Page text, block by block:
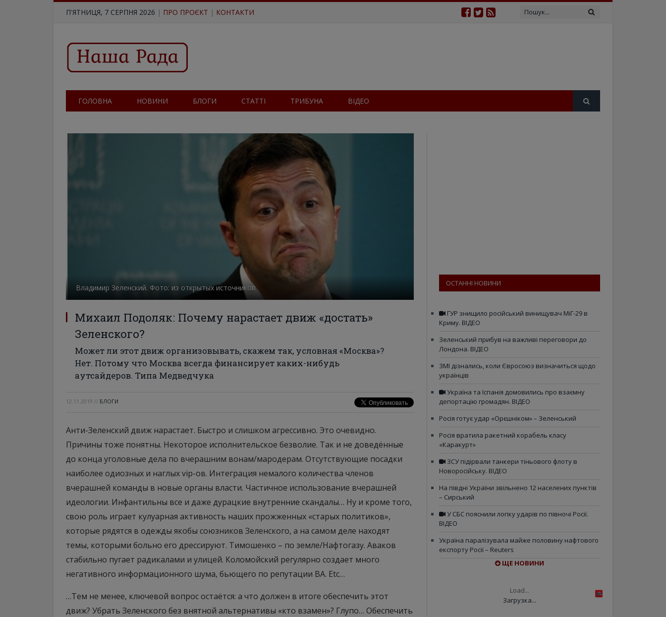
П'ЯТНИЦЯ, 7 СЕРПНЯ 2026 | ПРО ПРОЄКТ | КОНТАКТИ
ГОЛОВНА НОВИНИ БЛОГИ СТАТТІ ТРИБУНА ВІДЕО
Владимир Зеленский. Фото: из открытых источников
Михаил Подоляк: Почему нарастает движ «достать»
Зеленского?
Может ли этот движ организовывать, скажем так, условная «Москва»?
Нет. Потому что Москва всегда финансирует каких-нибудь
аутсайдеров. Типа Медведчука
12.11.2019 // БЛОГИ
Анти-Зеленский движ нарастает. Быстро и слишком агрессивно. Это очевидно.
Причины тоже понятны. Некоторое исполнительское безволие. Так и не доведённые
до конца уголовные дела по вчерашним вонам/мародерам. Отсутствующие посадки
наиболее одиозных и наглых vip-ов. Интеграция немалого количества членов
вчерашней команды в новые органы власти. Частичное использование вчерашней
идеологии. Инфантильны все и даже дурацкие внутренние скандалы… Ну и кроме того,
свою роль играет кулуарная активность наших прожженных «старых политиков»,
которые рядятся в одежды якобы союзников Зеленского, а на самом деле находят
темы, которыми больно его дрессируют. Тимошенко – по земле/Нафтогазу. Аваков
стабильно пугает радикалами и улицей. Коломойский регулярно создает много
негативного информационного шума, бьющего по репутации ВА. Etc…
…Тем не менее, ключевой вопрос остаётся: а что должен в итоге обеспечить этот
движ? Убрать Зеленского без внятной альтернативы «кто взамен»? Глупо… Обеспечить
ОСТАННІ НОВИНИ
ГУР знищило російський винищувач МіГ-29 в
Криму. ВІДЕО
Зеленський прибув на важливі переговори до
Лондона. ВІДЕО
ЗМІ дізнались, коли Євросоюз визначиться щодо
українців
Україна та Іспанія домовились про взаємну
депортацію громадян. ВІДЕО
Росія готує удар «Орєшніком» – Зеленський
Росія вратила ракетний корабель класу
«Каракурт»
ЗСУ підірвали танкери тіньового флоту в
Новоросійську. ВІДЕО
На півдні України звільнено 12 населених пунктів
– Сирський
У СБС пояснили логіку ударів по півночі Росії.
ВІДЕО
Україна паралізувала майже половину нафтового
експорту Росії – Reuters
ЩЕ НОВИНИ
Load...
Загрузка...